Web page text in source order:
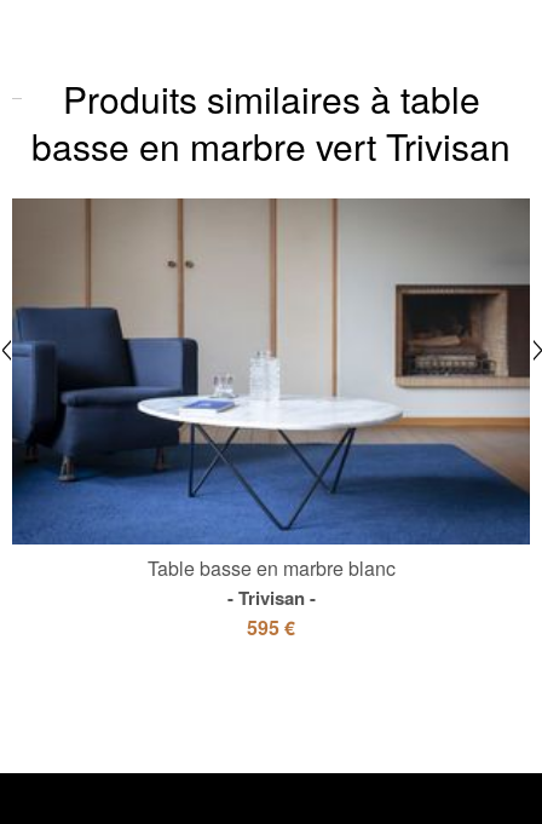
Produits similaires à table
basse en marbre vert Trivisan
Table basse en marbre blanc
Trivisan
595 €